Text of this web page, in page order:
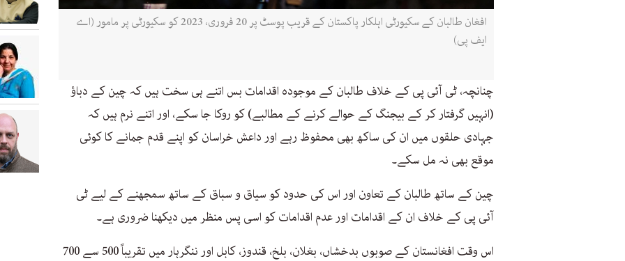
افغان طالبان کے سکیورٹی اہلکار پاکستان کے قریب پوسٹ پر 20 فروری، 2023 کو سکیورٹی پر مامور (اے
ایف پی)
چنانچہ، ٹی آئی پی کے خلاف طالبان کے موجودہ اقدامات بس اتنے ہی سخت ہیں کہ چین کے دباؤ
(انہیں گرفتار کر کے بیجنگ کے حوالے کرنے کے مطالبے) کو روکا جا سکے، اور اتنے نرم ہیں کہ
جہادی حلقوں میں ان کی ساکھ بھی محفوظ رہے اور داعش خراسان کو اپنے قدم جمانے کا کوئی
موقع بھی نہ مل سکے۔
چین کے ساتھ طالبان کے تعاون اور اس کی حدود کو سیاق و سباق کے ساتھ سمجھنے کے لیے ٹی
آئی پی کے خلاف ان کے اقدامات اور عدم اقدامات کو اسی پس منظر میں دیکھنا ضروری ہے۔
اس وقت افغانستان کے صوبوں بدخشاں، بغلان، بلخ، قندوز، کابل اور ننگرہار میں تقریباً 500 سے 700